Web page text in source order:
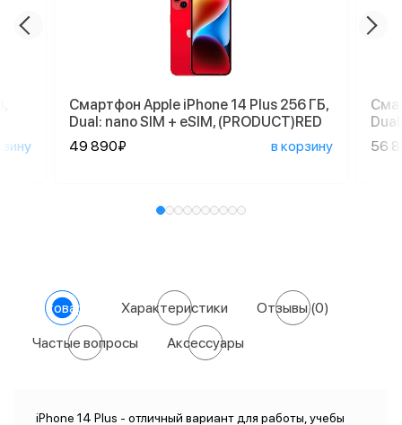
Смартфон Apple iPhone 14 Plus 256 ГБ,
Dual: nano SIM + eSIM, (PRODUCT)RED
49 890₽
в корзину
56
О товаре Характеристики Отзывы(0)
Частые вопросы Аксессуары
iPhone 14 Plus - отличный вариант для работы, учебы